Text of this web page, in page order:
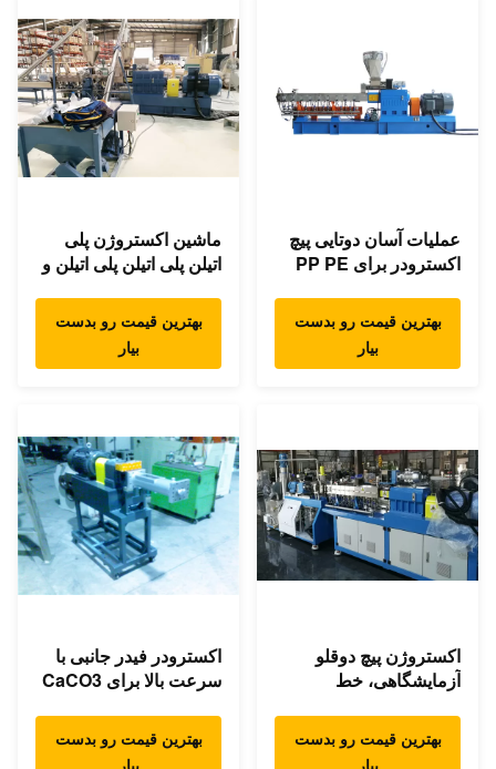
عملیات آسان دوتایی پیچ
اکسترودر برای PP PE
بهترین قیمت رو بدست
ماشین اکستروژن پلی
اتیلن پلی اتیلن پلی اتیلن و
بهترین قیمت رو بدست
اکستروژن پیچ دوقلو
آزمایشگاهی، خط
TPU TPE TPR
بهترین قیمت رو بدست
اکسترودر فیدر جانبی با
سرعت بالا برای CaCO3
بهترین قیمت رو بدست